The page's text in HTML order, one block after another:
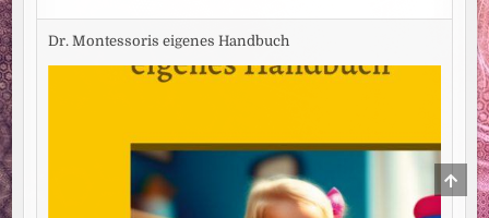
Dr. Montessoris eigenes Handbuch
TO
TOP